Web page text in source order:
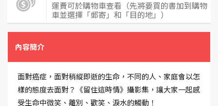
運費可於購物車查看（先將要買的書加到購物
車並選擇「郵寄」和「目的地」）
內容簡介
面對癌症，面對稍縱即逝的生命，不同的人、家庭會以怎
樣的態度去面對？《留住這時情》攝影集，讓大家一起感
受生命中微笑、離別、歡笑、淚水的觸動！